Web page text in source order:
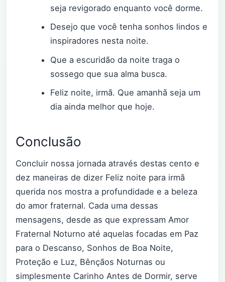
seja revigorado enquanto você dorme.
Desejo que você tenha sonhos lindos e
inspiradores nesta noite.
Que a escuridão da noite traga o
sossego que sua alma busca.
Feliz noite, irmã. Que amanhã seja um
dia ainda melhor que hoje.
Conclusão
Concluir nossa jornada através destas cento e
dez maneiras de dizer Feliz noite para irmã
querida nos mostra a profundidade e a beleza
do amor fraternal. Cada uma dessas
mensagens, desde as que expressam Amor
Fraternal Noturno até aquelas focadas em Paz
para o Descanso, Sonhos de Boa Noite,
Proteção e Luz, Bênçãos Noturnas ou
simplesmente Carinho Antes de Dormir, serve